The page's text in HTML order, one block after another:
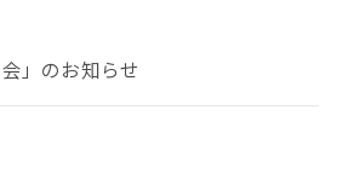
」のお知らせ